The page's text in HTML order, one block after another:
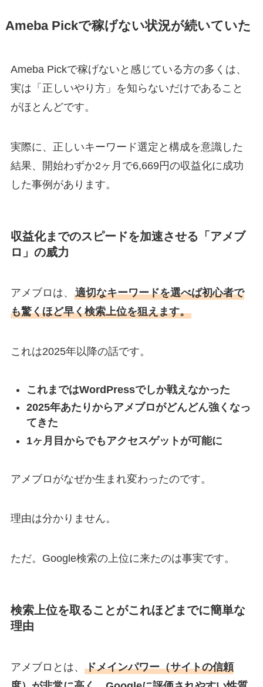
Ameba Pickで稼げない状況が続いていた
Ameba Pickで稼げないと感じている方の多くは、
実は「正しいやり方」を知らないだけであること
がほとんどです。
実際に、正しいキーワード選定と構成を意識した
結果、開始わずか2ヶ月で6,669円の収益化に成功
した事例があります。
収益化までのスピードを加速させる「アメブ
ロ」の威力
アメブロは、 適切なキーワードを選べば初心者で
も驚くほど早く検索上位を狙えます。
これは2025年以降の話です。
これまではWordPressでしか戦えなかった
2025年あたりからアメブロがどんどん強くなっ
てきた
1ヶ月目からでもアクセスゲットが可能に
アメブロがなぜか生まれ変わったのです。
理由は分かりません。
ただ。Google検索の上位に来たのは事実です。
検索上位を取ることがこれほどまでに簡単な
理由
アメブロとは、 ドメインパワー（サイトの信頼